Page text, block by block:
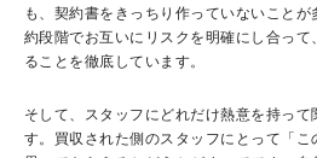
も、契約書をきっちり作っていないこと
約段階でお互いにリスクを明確にし合っ
ることを徹底しています。
そして、スタッフにどれだけ熱意を持って
す。買収された側のスタッフにとって「こ